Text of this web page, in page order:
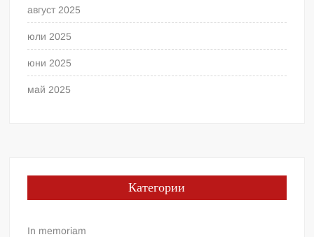
август 2025
юли 2025
юни 2025
май 2025
Категории
In memoriam